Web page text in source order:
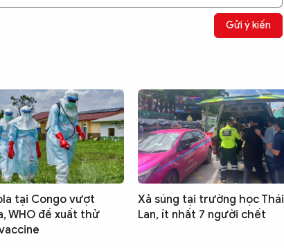
Gửi ý kiến
tại Congo vượt
WHO đề xuất thử
Xả súng tại trường học Thái
Lan, ít nhất 7 người chết